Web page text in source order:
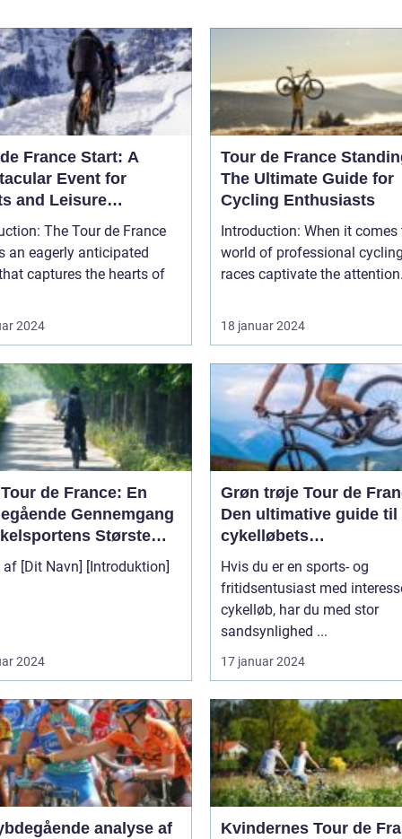
France Start: A
Event for
and Leisure
The Tour de France
an eagerly anticipated
captures the hearts of
2024
Tour de France
The Ultimate Guide for
Cycling Enthusiasts
Introduction: When it comes to the
world of professional
races captivate the
18 januar 2024
de France: En
Gennemgang
Største
Navn] [Introduktion]
2024
Grøn trøje Tour de
Den ultimative guide til
cykelløbets
pointkonkurrence
Hvis du er en sports- og
fritidsentusiast med
cykelløb, har du med stor
sandsynlighed ...
17 januar 2024
analyse af
Kvindernes Tour de